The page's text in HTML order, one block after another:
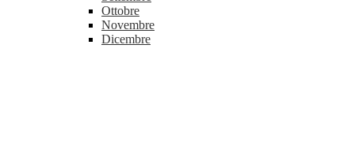
Ottobre
Novembre
Dicembre